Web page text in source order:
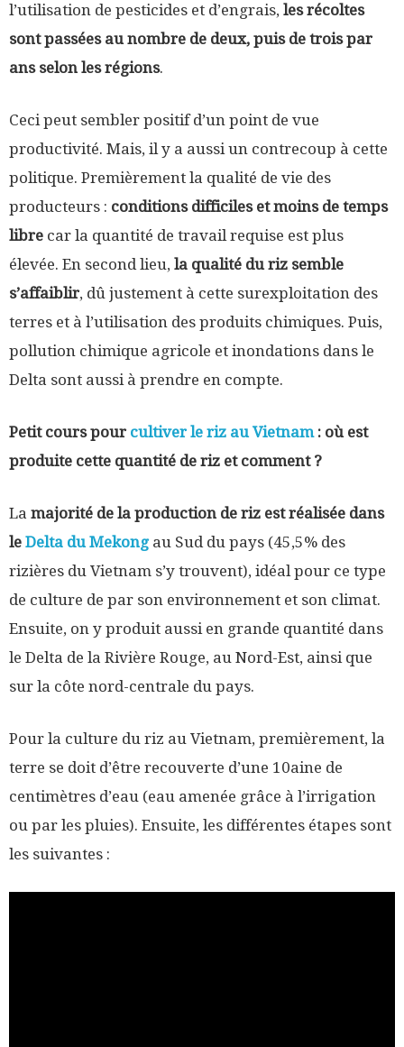
l’utilisation de pesticides et d’engrais, les récoltes
sont passées au nombre de deux, puis de trois par
ans selon les régions.
Ceci peut sembler positif d’un point de vue
productivité. Mais, il y a aussi un contrecoup à cette
politique. Premièrement la qualité de vie des
producteurs : conditions difficiles et moins de temps
libre car la quantité de travail requise est plus
élevée. En second lieu, la qualité du riz semble
s’affaiblir, dû justement à cette surexploitation des
terres et à l’utilisation des produits chimiques. Puis,
pollution chimique agricole et inondations dans le
Delta sont aussi à prendre en compte.
Petit cours pour cultiver le riz au Vietnam: où est
produite cette quantité de riz et comment ?
La majorité de la production de riz est réalisée dans
le Delta du Mekongau Sud du pays (45,5% des
rizières du Vietnam s’y trouvent), idéal pour ce type
de culture de par son environnement et son climat.
Ensuite, on y produit aussi en grande quantité dans
le Delta de la Rivière Rouge, au Nord-Est, ainsi que
sur la côte nord-centrale du pays.
Pour la culture du riz au Vietnam, premièrement, la
terre se doit d’être recouverte d’une 10aine de
centimètres d’eau (eau amenée grâce à l’irrigation
ou par les pluies). Ensuite, les différentes étapes sont
les suivantes :